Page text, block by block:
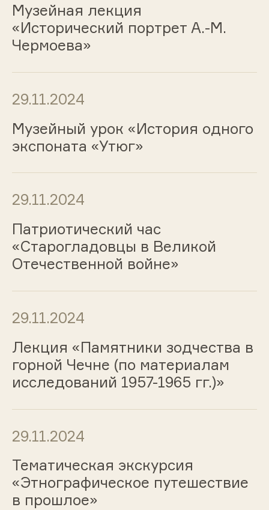
Музейная лекция
«Исторический портрет А.-М.
Чермоева»
29.11.2024
Музейный урок «История одного
экспоната «Утюг»
29.11.2024
Патриотический час
«Старогладовцы в Великой
Отечественной войне»
29.11.2024
Лекция «Памятники зодчества в
горной Чечне (по материалам
исследований 1957-1965 гг.)»
29.11.2024
Тематическая экскурсия
«Этнографическое путешествие
в прошлое»